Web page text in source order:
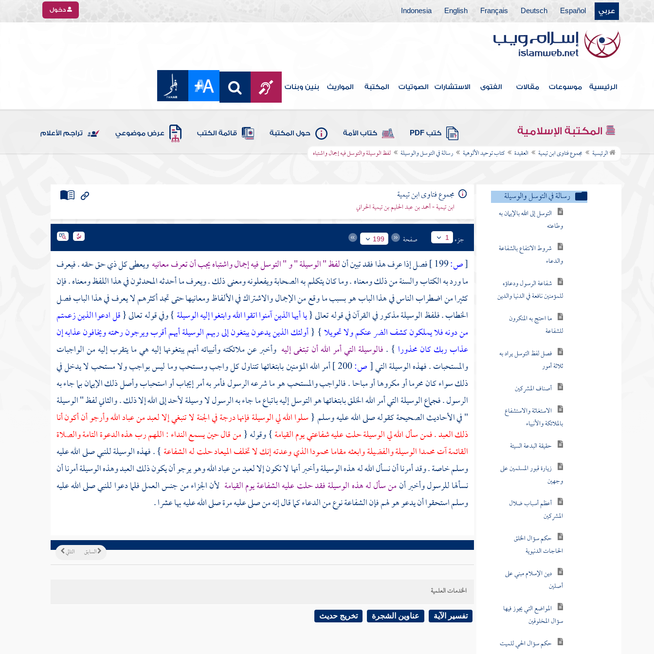
عربي Español
Deutsch
Français
English
Indonesia دخول
الرئيسية موسوعات مقالات الفتوى الاستشارات الصوتيات المكتبة المواريث بنين وبنات
المكتبة الإسلامية كتب PDF كتاب الأمة حول المكتبة قائمة الكتب عرض موضوعي تراجم الأعلام
الرئيسية مجموع فتاوى ابن تيمية العقيدة كتاب توحيد الألوهية رسالة في التوسل والوسيلة لفظ الوسيلة والتوسل فيه إجمال واشتباه
أصلين
المواضع التي يجوز فيها
سؤال المخلوقين
لعباده وما لم يشرعه
لفظ الوسيلة والتوسل فيه
لفظ التوسل يراد به ثلاثة
معان
المحترمة أو بما يعتقد حرمته
كالعرش والكرسي
الحلف بالأنبياء
أن تفعل كذا
بالله
ومحبته له
والمخلوق
التي تقتضي ما يفعله بالعباد
التوسل بالأنبياء بمعنى
الحكاية المكذوبة على
هل يلزم من دخل المسجد
الوقوف بالقبر
مجموع فتاوى ابن تيمية
ابن تيمية - أحمد بن عبد الحليم بن تيمية الحراني
جزء 1 صفحة 199
[ص: فصل إذا عرف هذا فقد تبين أنلفظ " الوسيلة " و " التوسل فيه إجمال واشتباه يجب أن تعرف معانيهويعطى كل ذي حق حقه . فيعرف
ما ورد به الكتاب والسنة من ذلك ومعناه . وما كان يتكلم به الصحابة ويفعلونه ومعنى ذلك . ويعرف ما أحدثه المحدثون في هذا اللفظ ومعناه . فإن
كثيرا من اضطراب الناس في هذا الباب هو بسبب ما وقع من الإجمال والاشتراك في الألفاظ ومعانيها حتى تجد أكثرهم لا يعرف في هذا الباب فصل
الخطاب . فلفظ الوسيلة مذكور في القرآن في قوله تعالى {يا أيها الذين آمنوا اتقوا الله وابتغوا إليه الوسيلة} وفي قوله تعالى {قل ادعوا الذين زعمتم
من دونه فلا يملكون كشف الضر عنكم ولا تحويلا} {أولئك الذين يدعون يبتغون إلى ربهم الوسيلة أيهم أقرب ويرجون رحمته ويخافون عذابه إن
عذاب ربك كان محذورا } .فالوسيلة التي أمر الله أن تبتغى إليه وأخبر عن ملائكته وأنبيائه أنهم يبتغونها إليه هي ما يتقرب إليه من الواجبات
والمستحبات . فهذه الوسيلة التي[ص:
أمر الله المؤمنين بابتغائها تتناول كل واجب ومستحب وما ليس بواجب ولا مستحب لا يدخل في
ذلك سواء كان محرما أو مكروها أو مباحا . فالواجب والمستحب هو ما شرعه الرسول فأمر به أمر إيجاب أو استحباب وأصل ذلك الإيمان بما جاء به
الرسول . فجماع الوسيلة التي أمر الله الخلق بابتغائها هو التوسل إليه باتباع ما جاء به الرسول لا وسيلة لأحد إلى الله إلا ذلك . والثاني لفظ " الوسيلة
" في الأحاديث الصحيحة كقوله صلى الله عليه وسلم {سلوا الله لي الوسيلة فإنها درجة في الجنة لا تنبغي إلا لعبد من عباد الله وأرجو أن أكون أنا
ذلك العبد . فمن سأل الله لي الوسيلة حلت عليه شفاعتي يوم القيامة} وقوله {من قال حين يسمع النداء : اللهم رب هذه الدعوة التامة والصلاة
القائمة آتمحمداالوسيلة والفضيلة وابعثه مقاما محمودا الذي وعدته إنك لا تخلف الميعاد حلت له الشفاعة} . فهذه الوسيلة للنبي صلى الله عليه
وسلم خاصة . وقد أمرنا أن نسأل الله له هذه الوسيلة وأخبر أنها لا تكون إلا لعبد من عباد الله وهو يرجو أن يكون ذلك العبد وهذه الوسيلة أمرنا أن
نسألها للرسول وأخبر أنمن سأل له هذه الوسيلة فقد حلت عليه الشفاعة يوم القيامة لأن الجزاء من جنس العمل فلما دعوا للنبي صلى الله عليه
وسلم استحقوا أن يدعو هو لهم فإن الشفاعة نوع من الدعاء كما قال إنه من صلى عليه مرة صلى الله عليه بها عشرا .
التالي السابق
الخدمات العلمية
تفسير الآية عناوين الشجرة تخريج حديث